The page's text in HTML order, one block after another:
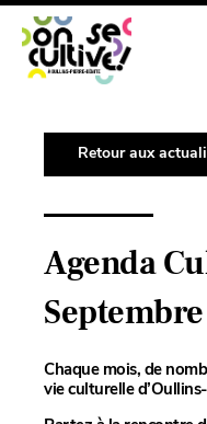
Retour aux
Agenda
Septembre
Chaque mois, de
vie culturelle